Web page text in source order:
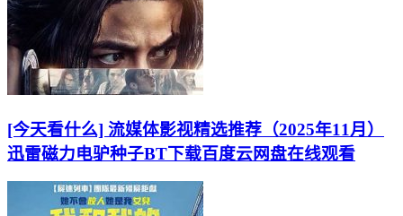
[今天看什么] 流媒体影视精选推荐（2025年11月）
迅雷磁力电驴种子BT下载百度云网盘在线观看